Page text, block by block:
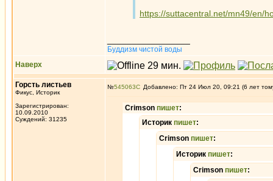
https://suttacentral.net/mn49/en/
Буддизм чистой воды
Наверх
Горсть листьев
Фикус, Историк
Зарегистрирован:
10.09.2010
Суждений: 31235
№545063 Добавлено: Пт 24 Июл 20, 09:21 (6 лет
Crimson пишет:
Историк пишет:
Crimson пишет:
Историк пишет:
Crimson пишет: